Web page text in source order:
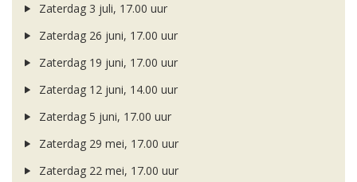
Zaterdag 3 juli, 17.00 uur
Zaterdag 26 juni, 17.00 uur
Zaterdag 19 juni, 17.00 uur
Zaterdag 12 juni, 14.00 uur
Zaterdag 5 juni, 17.00 uur
Zaterdag 29 mei, 17.00 uur
Zaterdag 22 mei, 17.00 uur